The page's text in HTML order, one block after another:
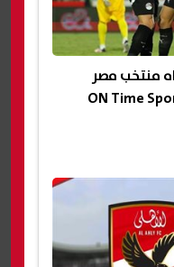
منتخب مصر